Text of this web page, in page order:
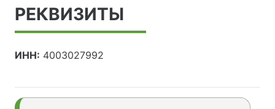
РЕКВИЗИТЫ
ИНН: 4003027992